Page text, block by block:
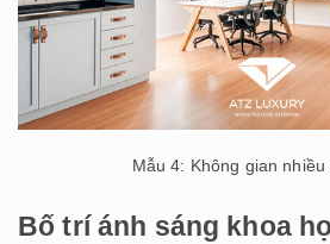
Mẫu 4: Không gian nhiều
Bố trí ánh sáng khoa